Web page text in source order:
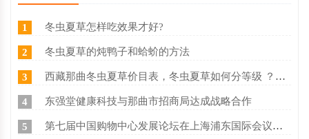
1 冬虫夏草怎样吃效果才好?
2 冬虫夏草的炖鸭子和蛤蚧的方法
3 西藏那曲冬虫夏草价目表，冬虫夏草如何分等级 ？什么价
4 东强堂健康科技与那曲市招商局达成战略合作
5 第七届中国购物中心发展论坛在上海浦东国际会议中心成功举办